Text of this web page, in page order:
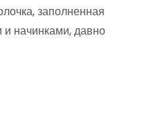
заполненная
начинками, давно